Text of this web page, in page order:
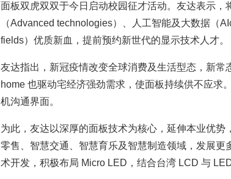
面板双虎双双于今日启动校园征才活动。友达表示，
（Advanced technologies）、人工智能及大数据（
fields）优质新血，提前预约新世代的显示技术人才。
友达指出，新冠疫情改变全球消费及生活型态，新
home 也驱动宅经济强劲需求，使面板持续供不应求
机沟通界面。
为此，友达以深厚的面板技术为核心，延伸本业优势
零售、智慧交通、智慧育乐及智慧制造领域，发展
术开发，积极布局 Micro LED，结合台湾 LCD 与